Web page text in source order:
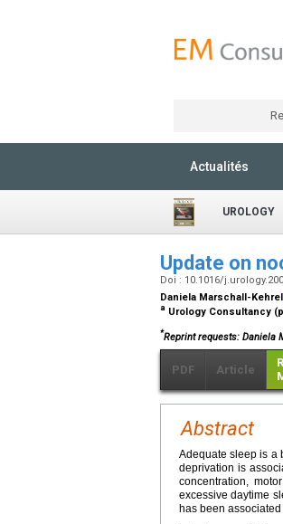
Actualités
UROLOGY
Update on
Doi : 10.1016/
Daniela Marschall-Kehrel
a Urology Consultancy
*Reprint requests: Daniela
PDF Article
Abstract
Adequate sleep is a
deprivation is
concentration,
excessive daytime
has been